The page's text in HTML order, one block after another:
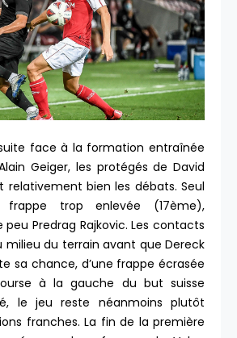
face à la formation entraînée
Geiger, les protégés de David
relativement bien les débats. Seul
frappe trop enlevée (17ème),
Predrag Rajkovic. Les contacts
milieu du terrain avant que Dereck
sa chance, d’une frappe écrasée
à la gauche du but suisse
le jeu reste néanmoins plutôt
franches. La fin de la première